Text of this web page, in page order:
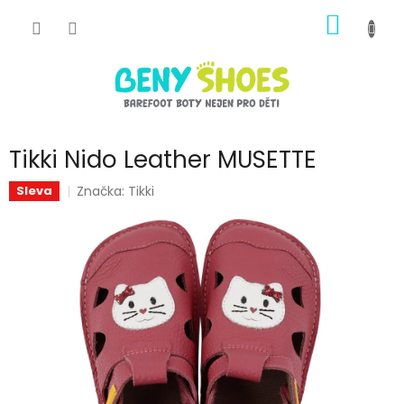
KOŠÍK
Tikki Nido Leather MUSETTE
Sleva Značka: Tikki